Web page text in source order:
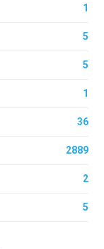
1
5
5
1
36
2889
2
5